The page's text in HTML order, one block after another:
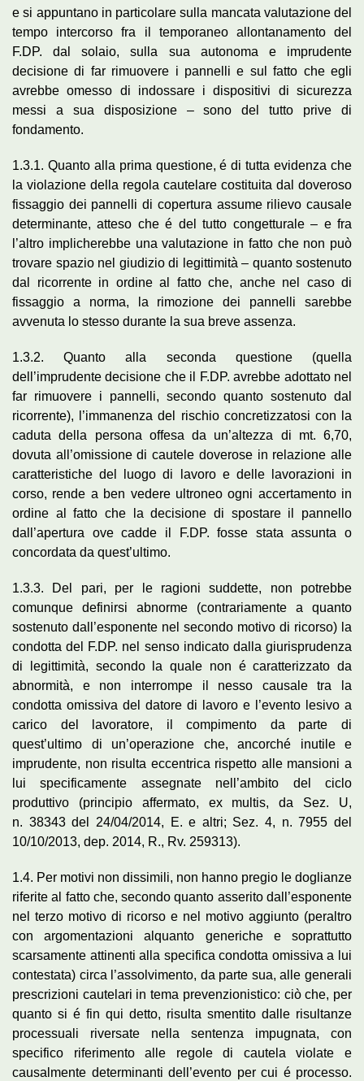
e si appuntano in particolare sulla mancata valutazione del
tempo intercorso fra il temporaneo allontanamento del
F.DP. dal solaio, sulla sua autonoma e imprudente
decisione di far rimuovere i pannelli e sul fatto che egli
avrebbe omesso di indossare i dispositivi di sicurezza
messi a sua disposizione – sono del tutto prive di
fondamento.
1.3.1. Quanto alla prima questione, é di tutta evidenza che
la violazione della regola cautelare costituita dal doveroso
fissaggio dei pannelli di copertura assume rilievo causale
determinante, atteso che é del tutto congetturale – e fra
l’altro implicherebbe una valutazione in fatto che non può
trovare spazio nel giudizio di legittimità – quanto sostenuto
dal ricorrente in ordine al fatto che, anche nel caso di
fissaggio a norma, la rimozione dei pannelli sarebbe
avvenuta lo stesso durante la sua breve assenza.
1.3.2. Quanto alla seconda questione (quella
dell’imprudente decisione che il F.DP. avrebbe adottato nel
far rimuovere i pannelli, secondo quanto sostenuto dal
ricorrente), l’immanenza del rischio concretizzatosi con la
caduta della persona offesa da un’altezza di mt. 6,70,
dovuta all’omissione di cautele doverose in relazione alle
caratteristiche del luogo di lavoro e delle lavorazioni in
corso, rende a ben vedere ultroneo ogni accertamento in
ordine al fatto che la decisione di spostare il pannello
dall’apertura ove cadde il F.DP. fosse stata assunta o
concordata da quest’ultimo.
1.3.3. Del pari, per le ragioni suddette, non potrebbe
comunque definirsi abnorme (contrariamente a quanto
sostenuto dall’esponente nel secondo motivo di ricorso) la
condotta del F.DP. nel senso indicato dalla giurisprudenza
di legittimità, secondo la quale non é caratterizzato da
abnormità, e non interrompe il nesso causale tra la
condotta omissiva del datore di lavoro e l’evento lesivo a
carico del lavoratore, il compimento da parte di
quest’ultimo di un’operazione che, ancorché inutile e
imprudente, non risulta eccentrica rispetto alle mansioni a
lui specificamente assegnate nell’ambito del ciclo
produttivo (principio affermato, ex multis, da Sez. U,
n. 38343 del 24/04/2014, E. e altri; Sez. 4, n. 7955 del
10/10/2013, dep. 2014, R., Rv. 259313).
1.4. Per motivi non dissimili, non hanno pregio le doglianze
riferite al fatto che, secondo quanto asserito dall’esponente
nel terzo motivo di ricorso e nel motivo aggiunto (peraltro
con argomentazioni alquanto generiche e soprattutto
scarsamente attinenti alla specifica condotta omissiva a lui
contestata) circa l’assolvimento, da parte sua, alle generali
prescrizioni cautelari in tema prevenzionistico: ciò che, per
quanto si é fin qui detto, risulta smentito dalle risultanze
processuali riversate nella sentenza impugnata, con
specifico riferimento alle regole di cautela violate e
causalmente determinanti dell’evento per cui é processo.